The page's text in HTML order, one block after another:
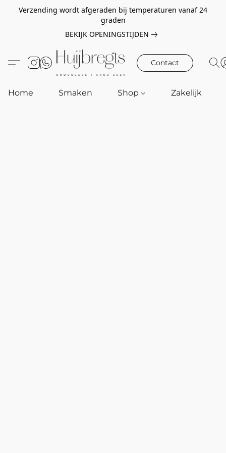
Verzending wordt afgeraden bij temperaturen vanaf 24
graden
BEKIJK OPENINGSTIJDEN
Contact
Home Smaken Shop Zakelijk